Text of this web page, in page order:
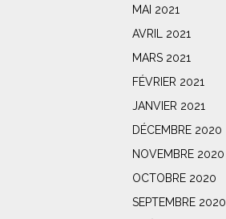
MAI 2021
AVRIL 2021
MARS 2021
FÉVRIER 2021
JANVIER 2021
DÉCEMBRE 2020
NOVEMBRE 2020
OCTOBRE 2020
SEPTEMBRE 2020